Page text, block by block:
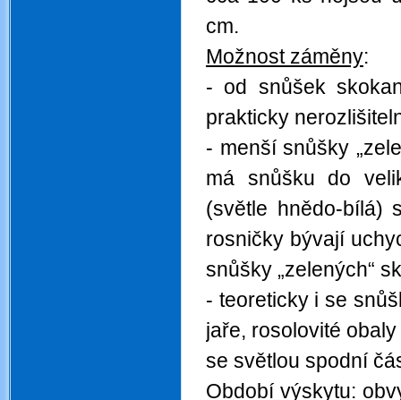
cm.
Možnost záměny:
- od snůšek
prakticky
- menší snůšky
má snůšku do
(světle hnědo-bílá)
rosničky bývají
snůšky „zelených“
- teoreticky i se
jaře, rosolovité
se světlou spodní
Období výskytu: